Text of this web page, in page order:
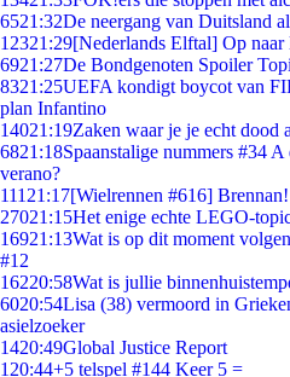
6521:32De neergang van Duitsland
12321:29[Nederlands Elftal] Op
6921:27De Bondgenoten Spoiler
8321:25UEFA kondigt boycot van
plan Infantino
14021:19Zaken waar je je echt dood
6821:18Spaanstalige nummers #34
verano?
111 21:17[Wielrennen #616] Brennan!
27021:15Het enige echte LEGO-
16921:13Wat is op dit moment
#12
16220:58Wat is jullie
6020:54Lisa (38) vermoord in
asielzoeker
1420:49Global Justice Report
1 20:44+5 telspel #144 Keer 5 =